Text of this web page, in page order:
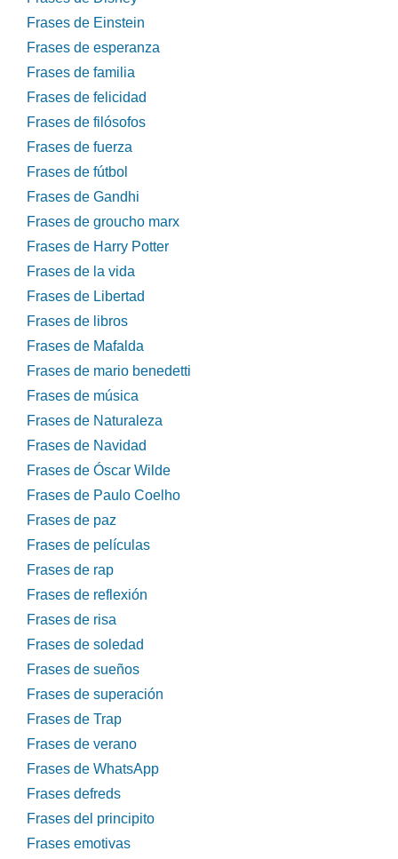
Frases de Einstein
Frases de esperanza
Frases de familia
Frases de felicidad
Frases de filósofos
Frases de fuerza
Frases de fútbol
Frases de Gandhi
Frases de groucho marx
Frases de Harry Potter
Frases de la vida
Frases de Libertad
Frases de libros
Frases de Mafalda
Frases de mario benedetti
Frases de música
Frases de Naturaleza
Frases de Navidad
Frases de Óscar Wilde
Frases de Paulo Coelho
Frases de paz
Frases de películas
Frases de rap
Frases de reflexión
Frases de risa
Frases de soledad
Frases de sueños
Frases de superación
Frases de Trap
Frases de verano
Frases de WhatsApp
Frases defreds
Frases del principito
Frases emotivas